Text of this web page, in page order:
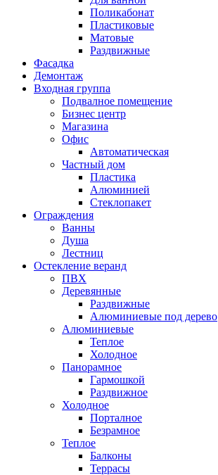
Поликабонат
Пластиковые
Матовые
Раздвижные
Фасадка
Демонтаж
Входная группа
Подвалное помещение
Бизнес центр
Магазина
Офис
Автоматическая
Частный дом
Пластика
Алюминией
Стеклопакет
Ограждения
Ванны
Душа
Лестниц
Остекление веранд
ПВХ
Деревянные
Раздвижные
Алюминиевые под дерево
Алюминиевые
Теплое
Холодное
Панорамное
Гармошкой
Раздвижное
Холодное
Порталное
Безрамное
Теплое
Балконы
Террасы